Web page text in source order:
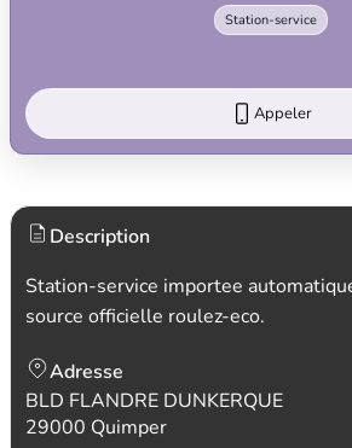
Station-service
Appeler
Description
Station-service importee
source officielle roulez-eco.
Adresse
BLD FLANDRE DUNKERQUE
29000 Quimper